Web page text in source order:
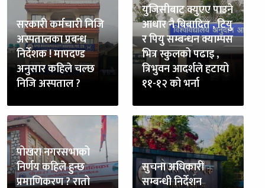
सरकारी कर्मचारी निजि
अस्पतालका प्रबन्ध
निर्देशक ! मापदण्ड
अनुसार कहिले चल्छ
निजि अस्पताल ?
युजिसीबाट क्युएए पाउने
आधार नै बिबादित , टियु
र पियु सम्बन्धन क्याम्पस
भित्र स्कुलको पढाइ ,
त्रिभुवन आदर्शले हटायो
११-१२ को भर्ना
पोखरा नगरसभाको
निर्णय कहिले हुन्छ
प्रमाणिकरण ? रातो
सुचना अधिकारी
सम्बन्धी निर्देशन